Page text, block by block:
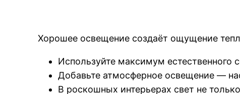
Хорошее освещение создаёт ощущение
Используйте максимум
Добавьте атмосферное освещение —
В роскошных интерьерах свет не